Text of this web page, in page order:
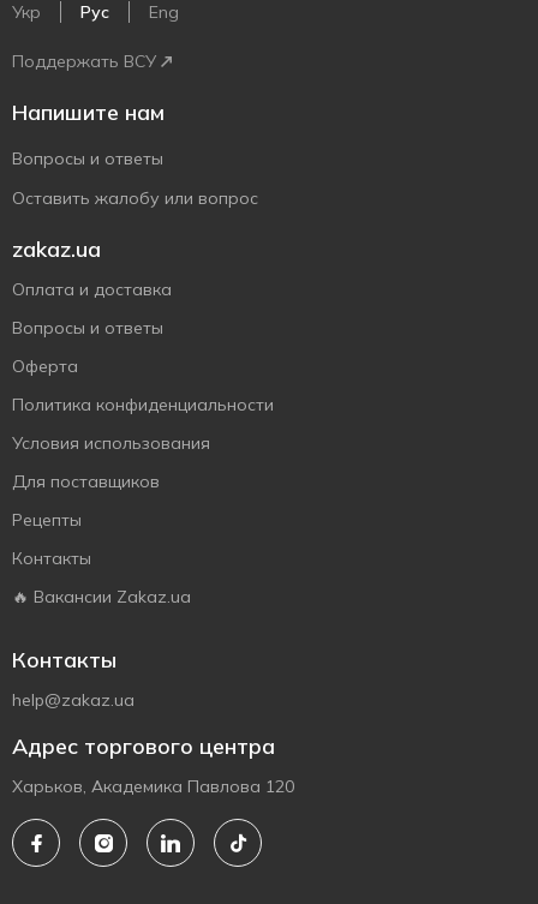
Укр Рус Eng
Поддержать ВСУ
Напишите нам
Вопросы и ответы
Оставить жалобу или вопрос
zakaz.ua
Оплата и доставка
Вопросы и ответы
Оферта
Политика конфиденциальности
Условия использования
Для поставщиков
Рецепты
Контакты
🔥 Вакансии Zakaz.ua
Контакты
help@zakaz.ua
Адрес торгового центра
Харьков, Академика Павлова 120